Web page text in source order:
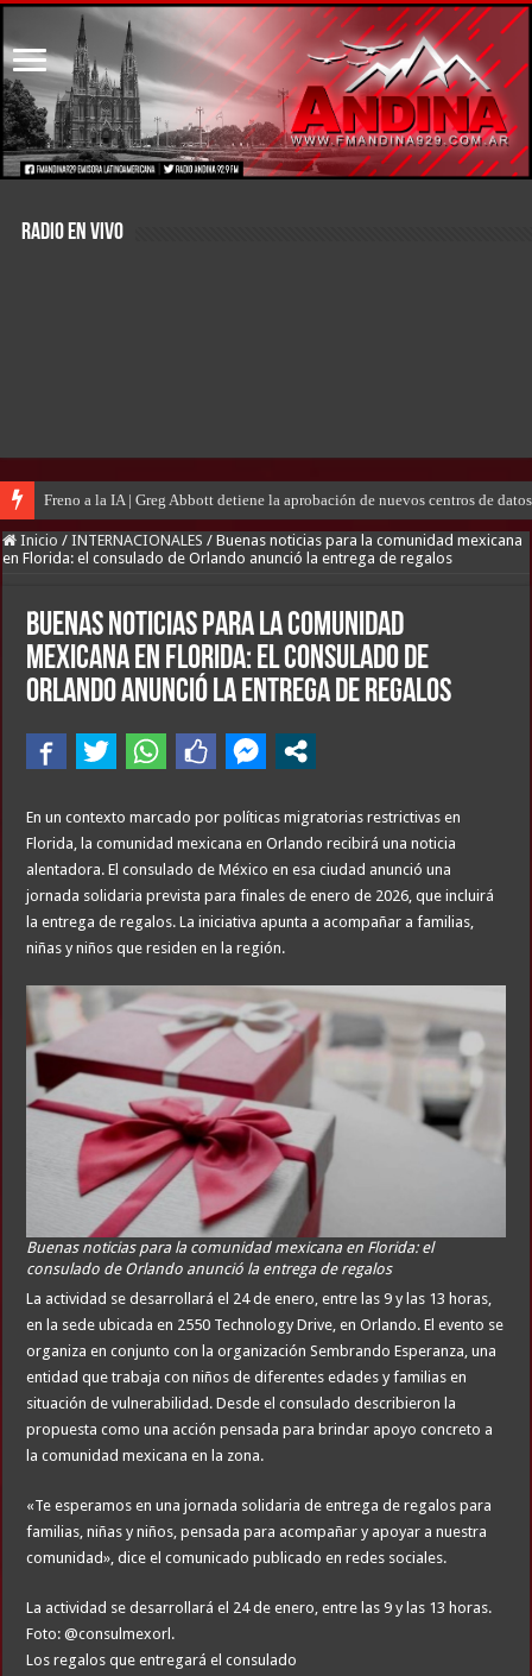
RADIO EN VIVO
Freno a la IA | Greg Abbott detiene la aprobación de nuevos centros de
Inicio / INTERNACIONALES / Buenas noticias para la comunidad mexicana
en Florida: el consulado de Orlando anunció la entrega de regalos
Buenas noticias para la comunidad
mexicana en Florida: el consulado de
Orlando anunció la entrega de regalos
En un contexto marcado por políticas migratorias restrictivas en
Florida, la comunidad mexicana en Orlando recibirá una noticia
alentadora. El consulado de México en esa ciudad anunció una
jornada solidaria prevista para finales de enero de 2026, que incluirá
la entrega de regalos. La iniciativa apunta a acompañar a familias,
niñas y niños que residen en la región.
Buenas noticias para la comunidad mexicana en Florida: el
consulado de Orlando anunció la entrega de regalos
La actividad se desarrollará el 24 de enero, entre las 9 y las 13 horas,
en la sede ubicada en 2550 Technology Drive, en Orlando. El evento se
organiza en conjunto con la organización Sembrando Esperanza, una
entidad que trabaja con niños de diferentes edades y familias en
situación de vulnerabilidad. Desde el consulado describieron la
propuesta como una acción pensada para brindar apoyo concreto a
la comunidad mexicana en la zona.
«Te esperamos en una jornada solidaria de entrega de regalos para
familias, niñas y niños, pensada para acompañar y apoyar a nuestra
comunidad», dice el comunicado publicado en redes sociales.
La actividad se desarrollará el 24 de enero, entre las 9 y las 13 horas.
Foto: @consulmexorl.
Los regalos que entregará el consulado